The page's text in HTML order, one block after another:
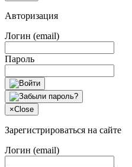
Авторизация
Логин (email)
Пароль
×Close
Зарегистрироваться на сайте
Логин (email)